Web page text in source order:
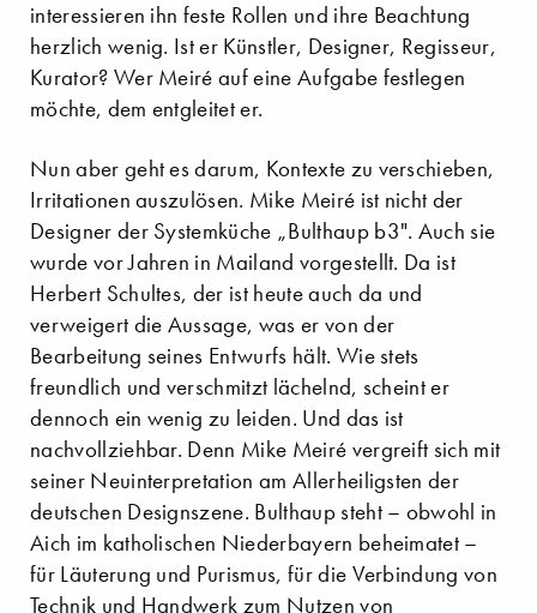
interessieren ihn feste Rollen und ihre Beachtung
herzlich wenig. Ist er Künstler, Designer, Regisseur,
Kurator? Wer Meiré auf eine Aufgabe festlegen
möchte, dem entgleitet er.
Nun aber geht es darum, Kontexte zu verschieben,
Irritationen auszulösen. Mike Meiré ist nicht der
Designer der Systemküche „Bulthaup b3". Auch sie
wurde vor Jahren in Mailand vorgestellt. Da ist
Herbert Schultes, der ist heute auch da und
verweigert die Aussage, was er von der
Bearbeitung seines Entwurfs hält. Wie stets
freundlich und verschmitzt lächelnd, scheint er
dennoch ein wenig zu leiden. Und das ist
nachvollziehbar. Denn Mike Meiré vergreift sich mit
seiner Neuinterpretation am Allerheiligsten der
deutschen Designszene. Bulthaup steht – obwohl in
Aich im katholischen Niederbayern beheimatet –
für Läuterung und Purismus, für die Verbindung von
Technik und Handwerk zum Nutzen von